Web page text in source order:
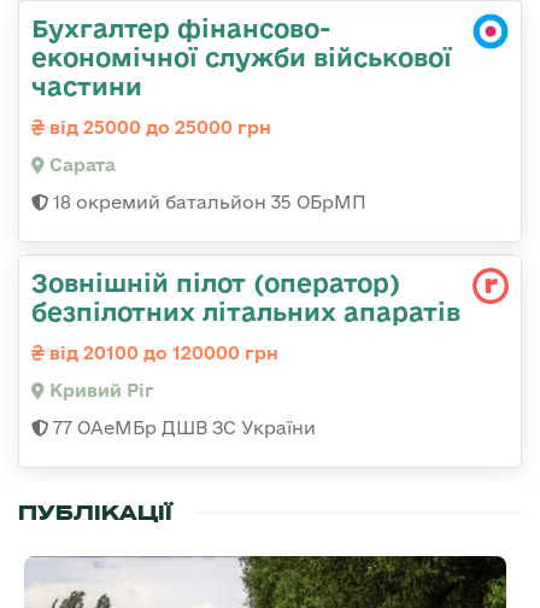
Бухгалтер фінансово-
економічної служби військової
частини
від 25000 до 25000 грн
Сарата
18 окремий батальйон 35 ОБрМП
Зовнішній пілот (оператор)
безпілотних літальних апаратів
від 20100 до 120000 грн
Кривий Ріг
77 ОАеМБр ДШВ ЗС України
ПУБЛІКАЦІЇ